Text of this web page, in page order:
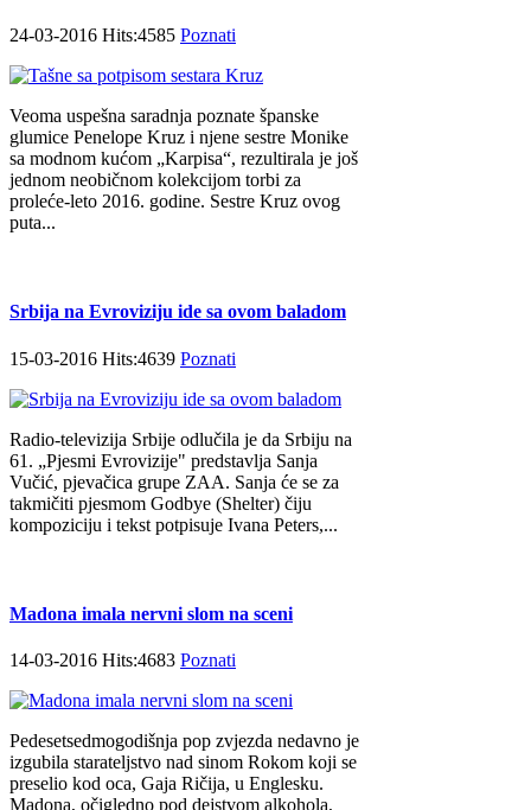
24-03-2016 Hits:4585 Poznati
Veoma uspešna saradnja poznate španske
glumice Penelope Kruz i njene sestre Monike
sa modnom kućom „Karpisa“, rezultirala je još
jednom neobičnom kolekcijom torbi za
proleće-leto 2016. godine. Sestre Kruz ovog
puta...
Srbija na Evroviziju ide sa ovom baladom
15-03-2016 Hits:4639 Poznati
Radio-televizija Srbije odlučila je da Srbiju na
61. „Pjesmi Evrovizije" predstavlja Sanja
Vučić, pjevačica grupe ZAA. Sanja će se za
takmičiti pjesmom Godbye (Shelter) čiju
kompoziciju i tekst potpisuje Ivana Peters,...
Madona imala nervni slom na sceni
14-03-2016 Hits:4683 Poznati
Pedesetsedmogodišnja pop zvjezda nedavno je
izgubila starateljstvo nad sinom Rokom koji se
preselio kod oca, Gaja Ričija, u Englesku.
Madona, očigledno pod dejstvom alkohola,